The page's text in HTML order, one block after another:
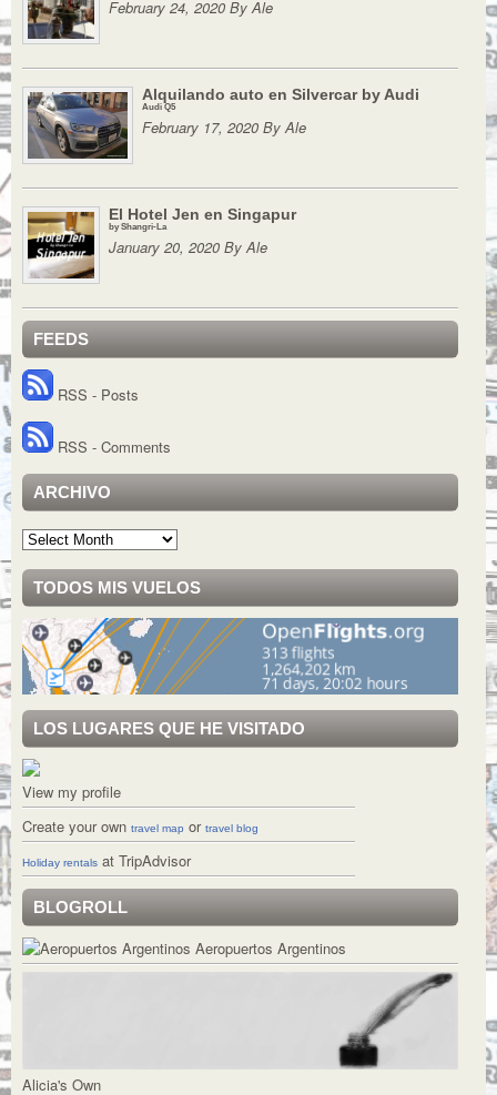
February 24, 2020 By Ale
Alquilando auto en Silvercar by Audi
Audi Q5
February 17, 2020 By Ale
El Hotel Jen en Singapur
by Shangri-La
January 20, 2020 By Ale
FEEDS
RSS - Posts
RSS - Comments
ARCHIVO
Archivo
TODOS MIS VUELOS
LOS LUGARES QUE HE VISITADO
View my profile
Create your own travel map or travel blog
Holiday rentals at TripAdvisor
BLOGROLL
Aeropuertos Argentinos
Alicia's Own